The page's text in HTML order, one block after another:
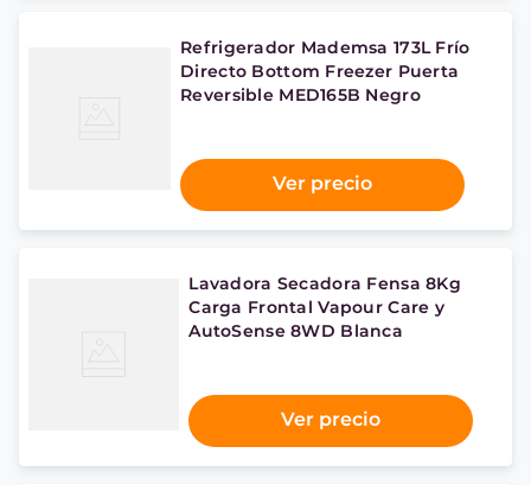
Refrigerador Mademsa 173L Frío
Directo Bottom Freezer Puerta
Reversible MED165B Negro
Ver precio
Lavadora Secadora Fensa 8Kg
Carga Frontal Vapour Care y
AutoSense 8WD Blanca
Ver precio